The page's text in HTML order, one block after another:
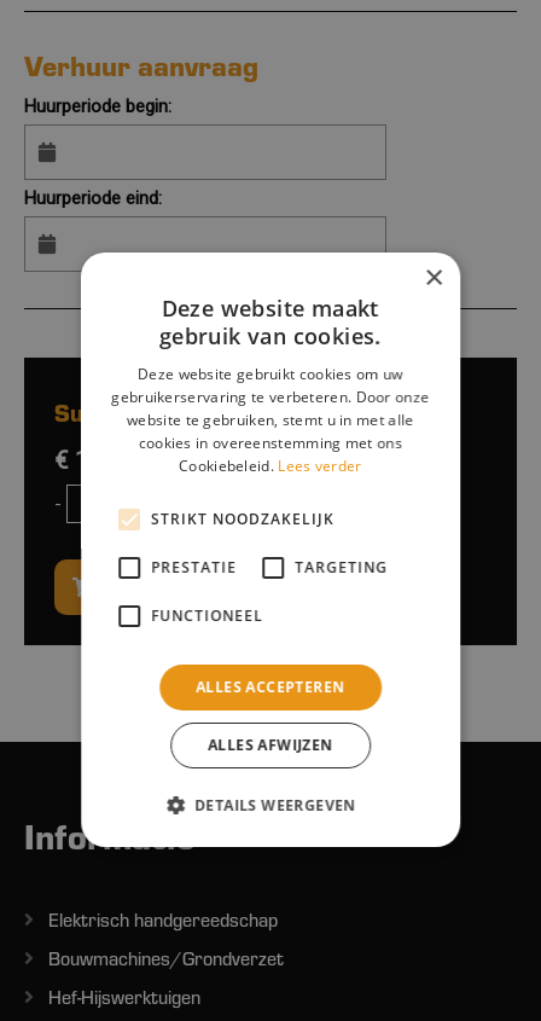
Verhuur aanvraag
Huurperiode begin:
Huurperiode eind:
Subtotaalprijs:
€ 100,- excl. btw
- +
Naar winkelwagen
Informatie
Elektrisch handgereedschap
Bouwmachines/Grondverzet
Hef-Hijswerktuigen
×
Deze website maakt
gebruik van cookies.
Deze website gebruikt cookies om uw
gebruikerservaring te verbeteren. Door onze
website te gebruiken, stemt u in met alle
cookies in overeenstemming met ons
Cookiebeleid. Lees verder
STRIKT NOODZAKELIJK
PRESTATIE TARGETING
FUNCTIONEEL
ALLES ACCEPTEREN
ALLES AFWIJZEN
DETAILS WEERGEVEN